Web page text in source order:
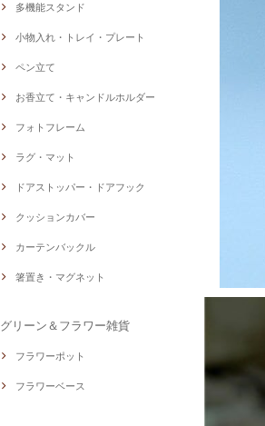
多機能スタンド
小物入れ・トレイ・プレート
ペン立て
お香立て・キャンドルホルダー
フォトフレーム
ラグ・マット
ドアストッパー・ドアフック
クッションカバー
カーテンバックル
箸置き・マグネット
グリーン＆フラワー雑貨
フラワーポット
フラワーベース